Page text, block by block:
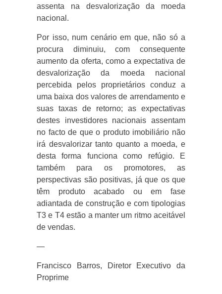
assenta na desvalorização da moeda
nacional.
Por isso, num cenário em que, não só a
procura diminuiu, com consequente
aumento da oferta, como a expectativa de
desvalorização da moeda nacional
percebida pelos proprietários conduz a
uma baixa dos valores de arrendamento e
suas taxas de retorno; as expectativas
destes investidores nacionais assentam
no facto de que o produto imobiliário não
irá desvalorizar tanto quanto a moeda, e
desta forma funciona como refúgio. E
também para os promotores, as
perspectivas são positivas, já que os que
têm produto acabado ou em fase
adiantada de construção e com tipologias
T3 e T4 estão a manter um ritmo aceitável
de vendas.
—
Francisco Barros, Diretor Executivo da
Proprime